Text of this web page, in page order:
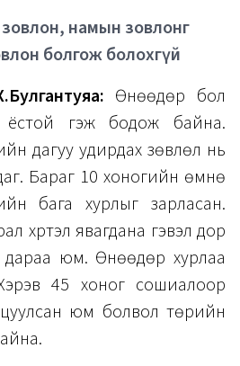
зовлон, намын зовлонг
болгож болохгүй
Өнөөдөр бол
ёстой гэж бодож байна.
дагуу удирдах зөвлөл нь
Бараг 10 хоногийн өмнө
бага хурлыг зарласан.
хүртэл явагдана гэвэл дор
юм. Өнөөдөр хурлаа
45 хоног сошиалоор
юм болвол төрийн